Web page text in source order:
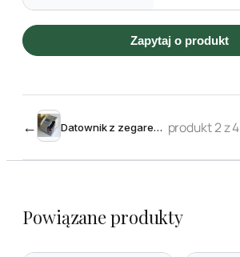
Zapytaj o produkt
← Datownik z zegarem TP-50 produkt 2 z 4
Powiązane produkty